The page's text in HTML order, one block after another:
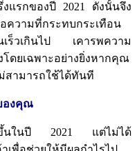
แรกของปี
2021 ดังนั้นจึง
ความที่กระทบกระเทือน
ร็วเกินไป
เคารพความ
ดยเฉพาะอย่างยิ่งหากคุณ
สามารถใช้ได้ทันที
องคุณ
ในปี 2021 แต่ไม่ได้